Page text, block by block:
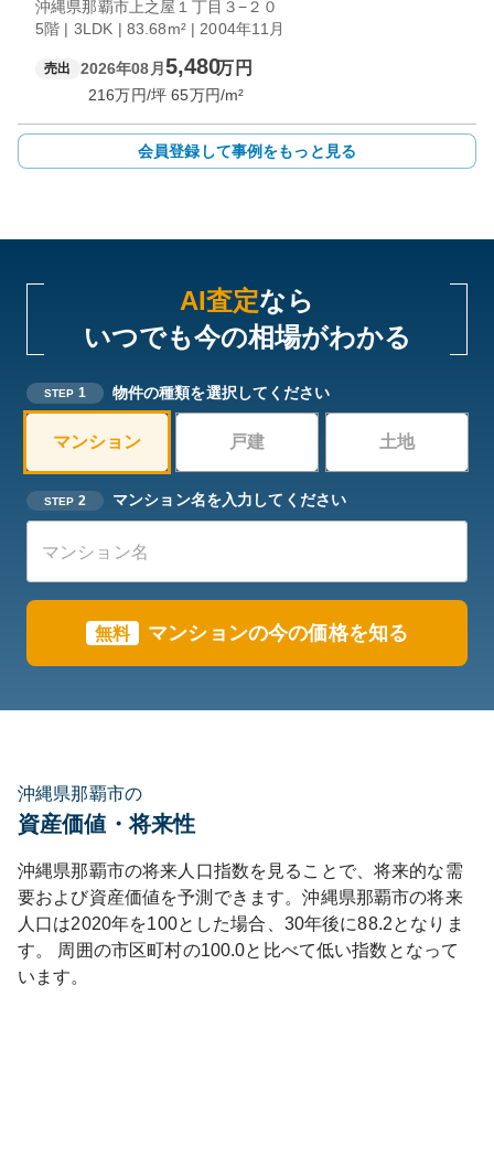
沖縄県那覇市上之屋１丁目３−２０
5階 | 3LDK | 83.68m² | 2004年11月
売出 2026年08月 5,480万円
216万円/坪 65万円/m²
会員登録して事例をもっと見る
AI査定なら
いつでも今の相場がわかる
STEP 1 物件の種類を選択してください
マンション 戸建 土地
STEP 2 マンション名を入力してください
無料 マンションの今の価格を知る
沖縄県那覇市の
資産価値・将来性
沖縄県那覇市の将来人口指数を見ることで、将来的な需
要および資産価値を予測できます。沖縄県那覇市の将来
人口は2020年を100とした場合、30年後に88.2となりま
す。
周囲の市区町村の100.0と比べて低い指数となって
います。